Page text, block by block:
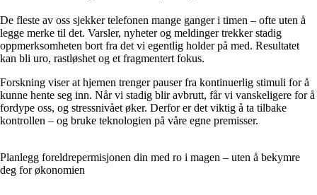
De fleste av oss sjekker telefonen mange ganger i timen – ofte uten å
legge merke til det. Varsler, nyheter og meldinger trekker stadig
oppmerksomheten bort fra det vi egentlig holder på med. Resultatet
kan bli uro, rastløshet og et fragmentert fokus.
Forskning viser at hjernen trenger pauser fra kontinuerlig stimuli for å
kunne hente seg inn. Når vi stadig blir avbrutt, får vi vanskeligere for å
fordype oss, og stressnivået øker. Derfor er det viktig å ta tilbake
kontrollen – og bruke teknologien på våre egne premisser.
Planlegg foreldrepermisjonen din med ro i magen – uten å bekymre
deg for økonomien